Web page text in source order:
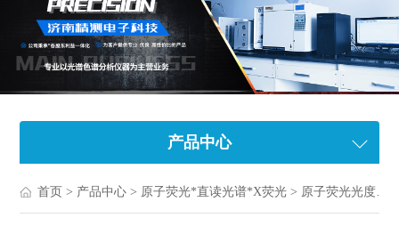
产品中心
首页 > 产品中心 > 原子荧光*直读光谱*X荧光 > 原子荧光光度计/光谱仪